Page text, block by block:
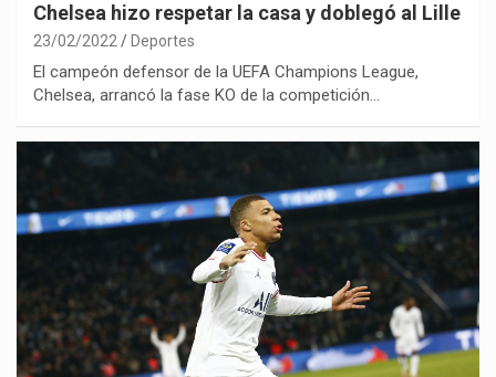
Chelsea hizo respetar la casa y doblegó al Lille
23/02/2022 Deportes
El campeón defensor de la UEFA Champions League,
Chelsea, arrancó la fase KO de la competición…